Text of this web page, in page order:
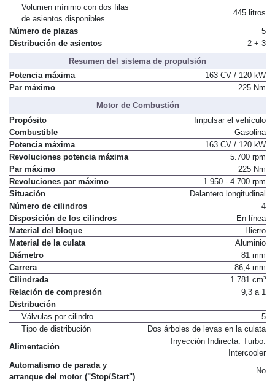
Volumen mínimo con dos filas
de asientos disponibles
445 litros
Número de plazas
5
Distribución de asientos
2 + 3
Resumen del sistema de propulsión
Potencia máxima
163 CV / 120 kW
Par máximo
225 Nm
Motor de Combustión
Propósito
Impulsar el vehículo
Combustible
Gasolina
Potencia máxima
163 CV / 120 kW
Revoluciones potencia máxima
5.700 rpm
Par máximo
225 Nm
Revoluciones par máximo
1.950 - 4.700 rpm
Situación
Delantero longitudinal
Número de cilindros
4
Disposición de los cilindros
En línea
Material del bloque
Hierro
Material de la culata
Aluminio
Diámetro
81 mm
Carrera
86,4 mm
Cilindrada
1.781 cm³
Relación de compresión
9,3 a 1
Distribución
Válvulas por cilindro
5
Tipo de distribución
Dos árboles de levas en la culata
Alimentación
Inyección Indirecta. Turbo.
Intercooler
Automatismo de parada y
arranque del motor ("Stop/Start")
No